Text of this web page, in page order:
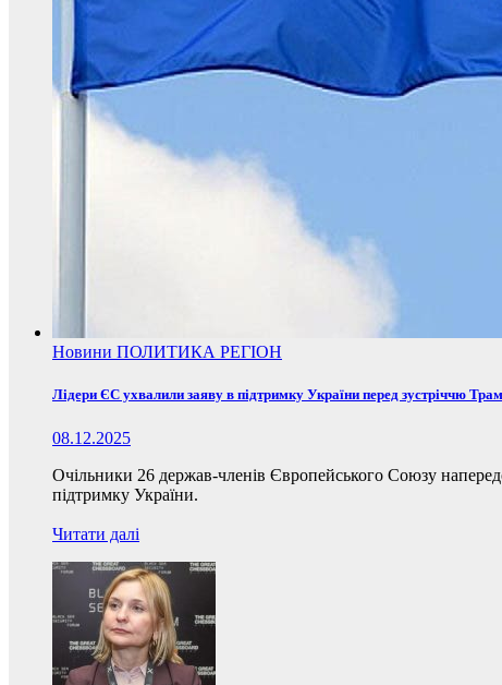
Новини ПОЛИТИКА РЕГІОН
Лідери ЄС ухвалили заяву в підтримку України перед зустріччю
08.12.2025
Очільники 26 держав-членів Європейського Союзу
підтримку України.
Читати далі